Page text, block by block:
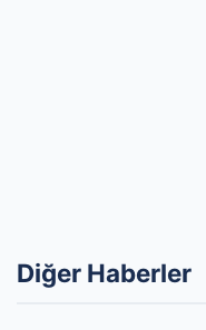
Diğer Haberler